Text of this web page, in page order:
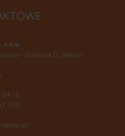
z o.o.
– Budynek D, piętro I
04 16
454